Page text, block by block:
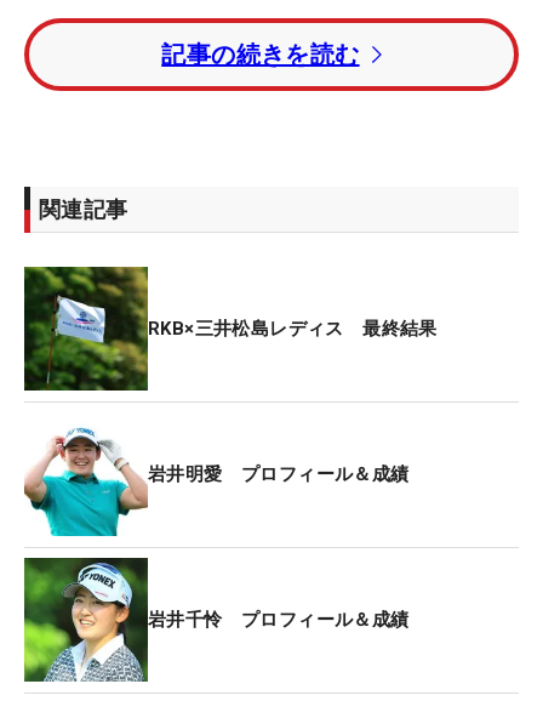
首位でスタートした最終日は「気持ちも入っていま
した」。決まらなかったパットもショートさせるこ
きた妹が「65」とビッグスコアをたたき出し、トー
タル11アンダーで先にホールアウト。そして1打ビ
達した。
右ラフからの2打目で握ったのはドライバー。普段
から時折パー5で使う戦術を、優勝争いをする緊迫
ど、チャンスがあれば（2オンを）狙いたいと思っ
てやりました」。グリーンに乗ることはなかった
が、一気に手前のラフまで運ぶと、3打目のアプロ
ーチを2メートルに寄せる。ここでバーディを奪
い、土壇場で追いついた。
こうして迎えたのが、山下美夢有を加えた史上初
の“双子プレーオフ”。その2ホール目でも、「うまく
記事の続きを読む
関連記事
RKB×三井松島レディス 最終結果
岩井明愛 プロフィール＆成績
岩井千怜 プロフィール＆成績